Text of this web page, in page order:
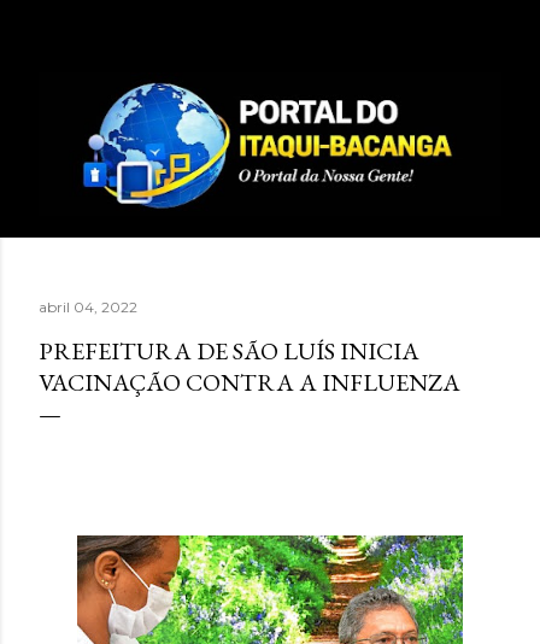
abril 04, 2022
PREFEITURA DE SÃO LUÍS INICIA
VACINAÇÃO CONTRA A INFLUENZA